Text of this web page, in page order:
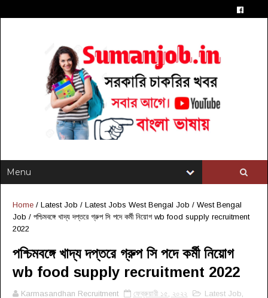
Home / Latest Job / Latest Jobs West Bengal Job / West Bengal
Job / পশ্চিমবঙ্গে খাদ্য দপ্তরে গ্রুপ সি পদে কর্মী নিয়োগ wb food supply recruitment
2022
পশ্চিমবঙ্গে খাদ্য দপ্তরে গ্রুপ সি পদে কর্মী নিয়োগ
wb food supply recruitment 2022
Karmasandhan Recruitment ফেব্রুয়ারী ১৫, ২০২২ Latest Job